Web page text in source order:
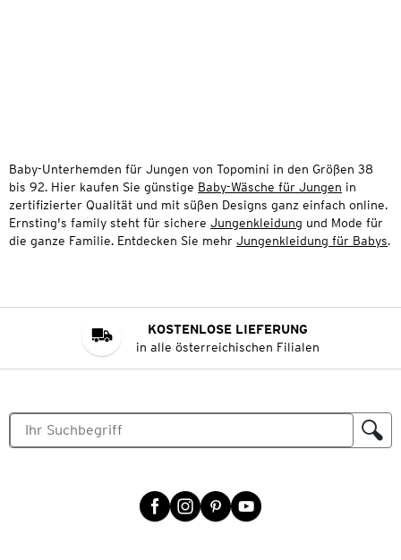
Baby-Unterhemden für Jungen von Topomini in den Größen 38
bis 92. Hier kaufen Sie günstige Baby-Wäsche für Jungen in
zertifizierter Qualität und mit süßen Designs ganz einfach online.
Ernsting's family steht für sichere Jungenkleidung und Mode für
die ganze Familie. Entdecken Sie mehr Jungenkleidung für Babys.
KOSTENLOSE LIEFERUNG
in alle österreichischen Filialen